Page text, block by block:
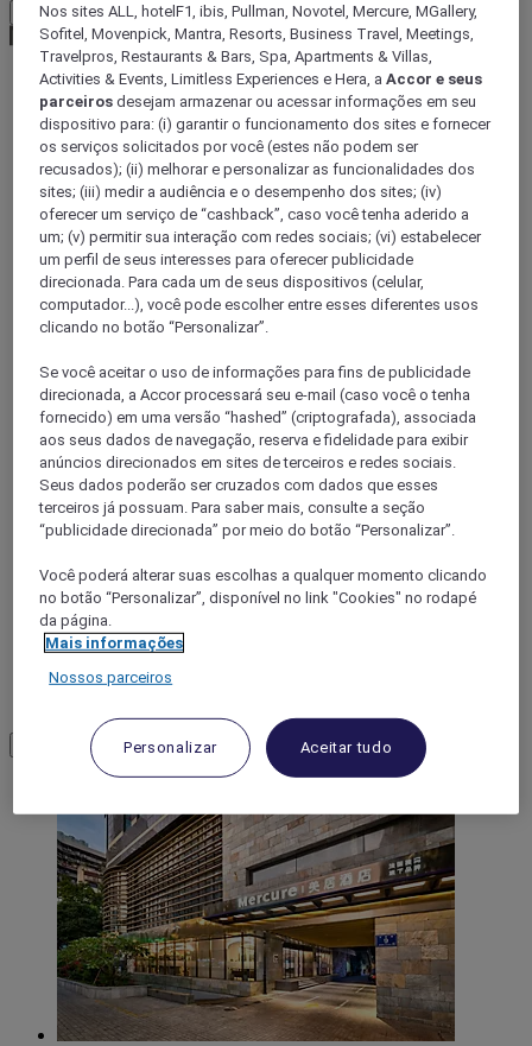
Confirmar minha moeda
World
Asia
China
FUJIAN
Shishi
Quanzhou
Load More See more items
Nos sites ALL, hotelF1, ibis, Pullman, Novotel, Mercure, MGallery,
Sofitel, Movenpick, Mantra, Resorts, Business Travel, Meetings,
Travelpros, Restaurants & Bars, Spa, Apartments & Villas,
Activities & Events, Limitless Experiences e Hera, aAccor e seus
parceiros desejam armazenar ou acessar informações em seu
dispositivo para: (i) garantir o funcionamento dos sites e fornecer
os serviços solicitados por você (estes não podem ser
recusados); (ii) melhorar e personalizar as funcionalidades dos
sites; (iii) medir a audiência e o desempenho dos sites; (iv)
oferecer um serviço de “cashback”, caso você tenha aderido a
um; (v) permitir sua interação com redes sociais; (vi) estabelecer
um perfil de seus interesses para oferecer publicidade
direcionada. Para cada um de seus dispositivos (celular,
computador...), você pode escolher entre esses diferentes usos
clicando no botão “Personalizar”.
Se você aceitar o uso de informações para fins de publicidade
direcionada, a Accor processará seu e-mail (caso você o tenha
fornecido) em uma versão “hashed” (criptografada), associada
aos seus dados de navegação, reserva e fidelidade para exibir
anúncios direcionados em sites de terceiros e redes sociais.
Seus dados poderão ser cruzados com dados que esses
terceiros já possuam. Para saber mais, consulte a seção
“publicidade direcionada” por meio do botão “Personalizar”.
Você poderá alterar suas escolhas a qualquer momento clicando
no botão “Personalizar”, disponível no link "Cookies" no rodapé
da página.
Mais informações
Nossos parceiros
Personalizar Aceitar tudo